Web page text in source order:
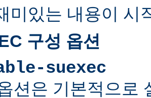
미있는 내용이 시
구성 옵션
suexec
션은 기본적으로